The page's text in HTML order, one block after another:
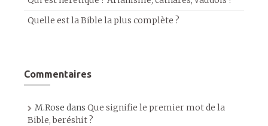
Quelle est la Bible la plus complète ?
Commentaires
M.Rose dans Que signifie le premier mot de la
Bible, beréshit ?